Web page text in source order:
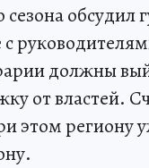
обсудил
должны
от властей.
этом региону